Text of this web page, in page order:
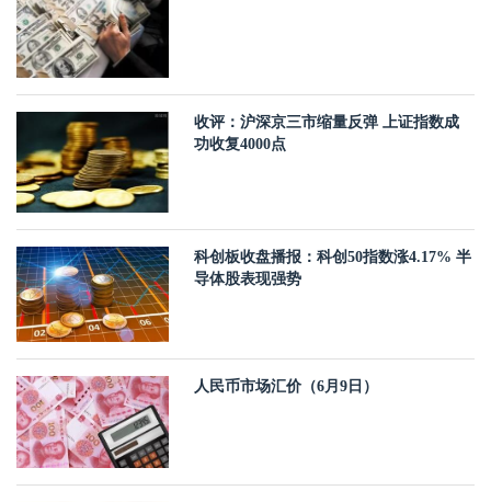
收评：沪深京三市缩量反弹 上证指数成
功收复4000点
科创板收盘播报：科创50指数涨4.17% 半
导体股表现强势
人民币市场汇价（6月9日）